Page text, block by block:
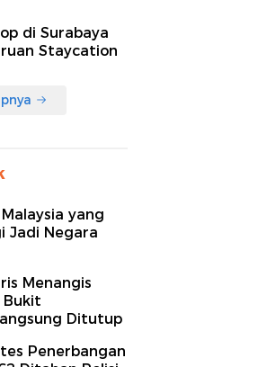
di Surabaya
Staycation
yang
Jadi Negara
Menangis
Bukit
Ditutup
Penerbangan